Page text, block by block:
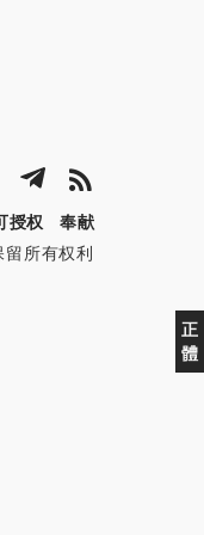
正
體
授权
奉献
所有权利